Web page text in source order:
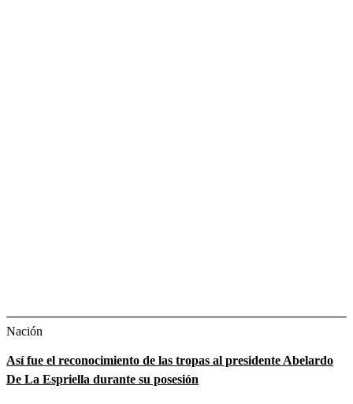
Nación
Así fue el reconocimiento de las tropas al presidente Abelardo
De La Espriella durante su posesión